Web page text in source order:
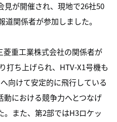
見が開催され、現地で26社50
関係者が参加しました。
菱重工業株式会社の関係者が
打ち上げられ、HTV-X1号機も
向けて安定的に飛行している
動における競争力へとつなげ
。また、第2部ではH3ロケッ